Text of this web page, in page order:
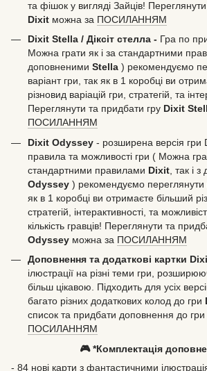
та фішок у вигляді Зайців!
Dixit можна за ПОСИЛАННЯМ
Dixit Stella / Діксіт стелла - Гра по
Можна грати як і за стандартними
доповненими Stella ) рекомендуємо
варіант гри, так як в 1 коробці ви
різновид варіацій гри, стратегій, та
Переглянути та придбати гру Dixit
ПОСИЛАННЯМ
Dixit Odyssey - розширена версія гри
правила та можливості гри ( Можна
стандартними правилами Dixit , так і
Odyssey ) рекомендуємо переглянути
як в 1 коробці ви отримаєте більший
стратегій, інтерактивності, та
кількість гравців! Переглянути та
Odyssey можна за ПОСИЛАННЯМ
Доповнення та додаткові картки
ілюстрації на різні теми гри,
більш цікавою. Підходить для усіх
багато різних додаткових колод до гри
список та придбати доповнення до
ПОСИЛАННЯМ
🎮 *Комплектація
- 84 нові карти з фантастичними